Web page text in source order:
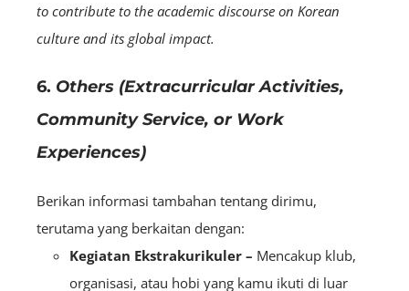
to contribute to the academic discourse on Korean
culture and its global impact.
6. Others (Extracurricular Activities,
Community Service, or Work
Experiences)
Berikan informasi tambahan tentang dirimu,
terutama yang berkaitan dengan:
Kegiatan Ekstrakurikuler – Mencakup klub,
organisasi, atau hobi yang kamu ikuti di luar